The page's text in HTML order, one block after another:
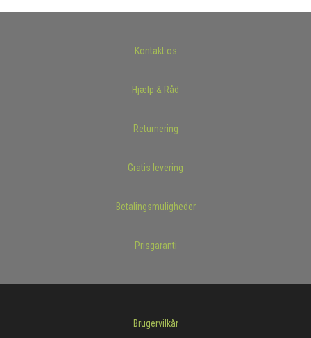
Kontakt os
Hjælp & Råd
Returnering
Gratis levering
Betalingsmuligheder
Prisgaranti
Brugervilkår